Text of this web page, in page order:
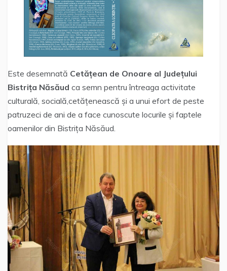
Este desemnată Cetățean de Onoare al Județului
Bistrița Năsăud ca semn pentru întreaga activitate
culturală, socială,cetățenească și a unui efort de peste
patruzeci de ani de a face cunoscute locurile și faptele
oamenilor din Bistrița Năsăud.